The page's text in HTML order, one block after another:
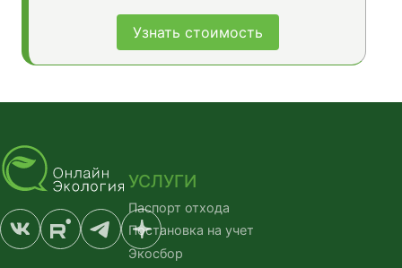
Узнать стоимость
УСЛУГИ
Паспорт отхода
Постановка на учет
Экосбор